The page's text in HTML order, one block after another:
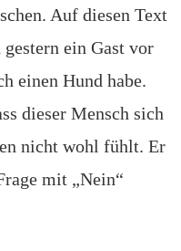
Auf diesen Text
ein Gast vor
einen Hund habe.
dieser Mensch sich
nicht wohl fühlt. Er
mit „Nein“